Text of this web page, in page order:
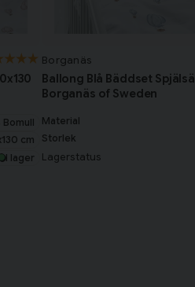
Bomull
cm
I lager
Borganäs
Ballong Blå Bäddset
Borganäs of Sweden
Material
Storlek
Lagerstatus